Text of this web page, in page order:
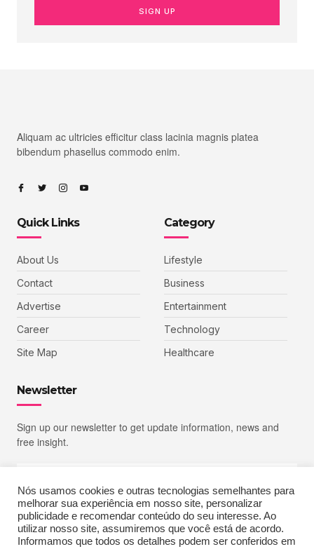
SIGN UP
Aliquam ac ultricies efficitur class lacinia magnis platea
bibendum phasellus commodo enim.
Quick Links
About Us
Contact
Advertise
Career
Site Map
Category
Lifestyle
Business
Entertainment
Technology
Healthcare
Newsletter
Sign up our newsletter to get update information, news and
free insight.
SIGN UP
Nós usamos cookies e outras tecnologias semelhantes para
melhorar sua experiência em nosso site, personalizar
publicidade e recomendar conteúdo do seu interesse. Ao
utilizar nosso site, assumiremos que você está de acordo.
Informamos que todos os detalhes podem ser conferidos em